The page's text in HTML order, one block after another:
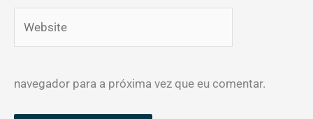
navegador para a próxima vez que eu comentar.